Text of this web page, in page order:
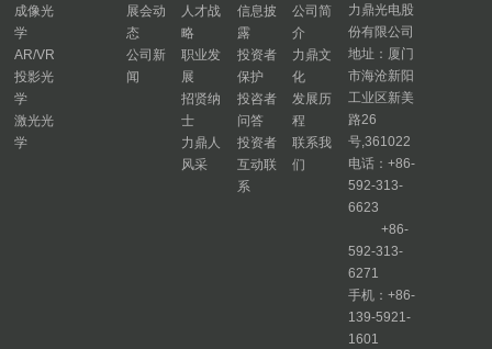
成像光
学
AR/VR
投影光
学
激光光
学
展会动
态
公司新
闻
人才战
略
职业发
展
招贤纳
士
力鼎人
风采
信息披
露
投资者
保护
投咨者
问答
投资者
互动联
系
公司简
介
力鼎文
化
发展历
程
联系我
们
力鼎光电股
份有限公司
地址：厦门
市海沧新阳
工业区新美
路26
号,361022
电话：+86-
592-313-
6623
+86-
592-313-
6271
手机：+86-
139-5921-
1601